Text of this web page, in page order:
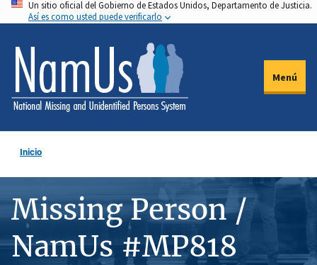
Pasar
al
contenido
principal
Un sitio oficial del Gobierno de Estados Unidos, Departamento de Justicia.
Así es como usted puede verificarlo
Menú
Inicio
Missing Person /
NamUs #MP818